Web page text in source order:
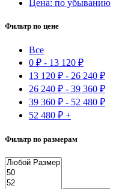
Цена: по убыванию
Фильтр по цене
Все
0 ₽ - 13 120 ₽
13 120 ₽ - 26 240 ₽
26 240 ₽ - 39 360 ₽
39 360 ₽ - 52 480 ₽
52 480 ₽ +
Фильтр по размерам